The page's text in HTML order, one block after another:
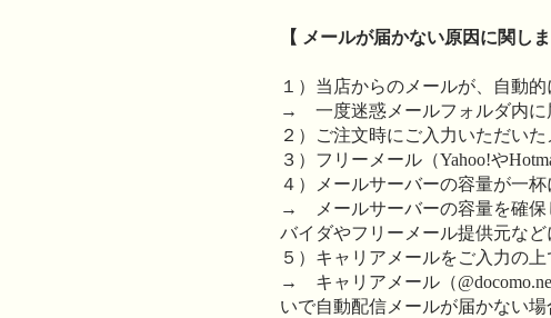
【 メールが届かない原因に関し
１）当店からのメールが、自動
→ 一度迷惑メールフォルダ内に
２）ご注文時にご入力いただい
３）フリーメール（Yahoo!や
４）メールサーバーの容量が一
→ メールサーバーの容量を確保
バイダやフリーメール提供元など
５）キャリアメールをご入力の
→ キャリアメール（
いで自動配信メールが届かない場